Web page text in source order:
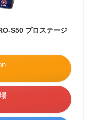
S50 プロステージ